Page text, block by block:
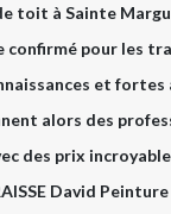
toit à Sainte
confirmé pour les
et fortes
alors des
des prix
David Peinture